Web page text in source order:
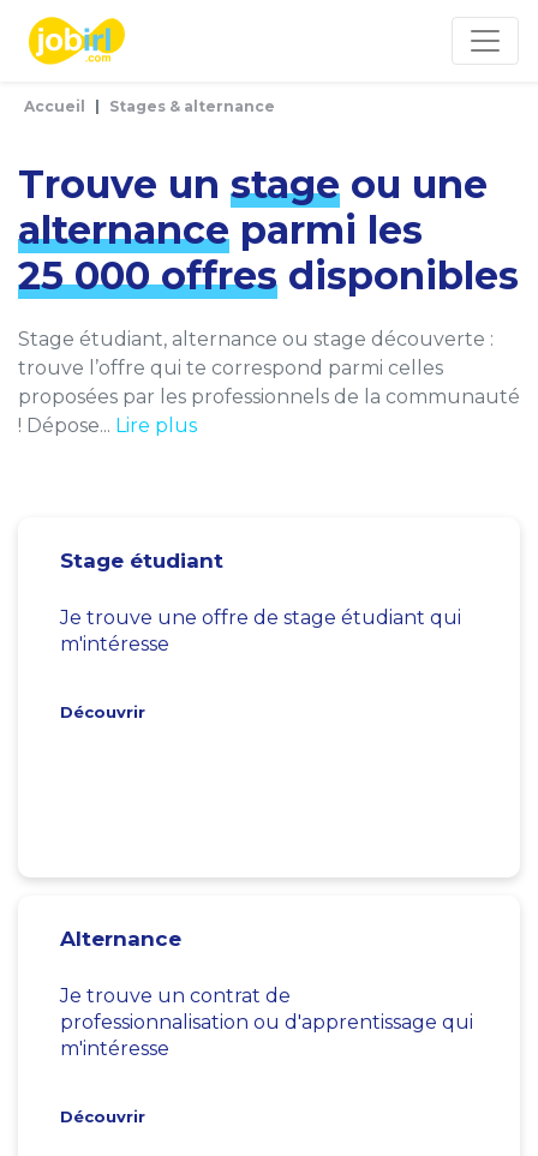
Accueil Stages & alternance
Trouve un stage ou une
alternance parmi les
25 000 offres disponibles
Stage étudiant, alternance ou stage découverte :
trouve l’offre qui te correspond parmi celles
proposées par les professionnels de la communauté
! Dépose... Lire plus
Stage étudiant
Je trouve une offre de stage étudiant qui
m'intéresse
Découvrir
Alternance
Je trouve un contrat de
professionnalisation ou d'apprentissage qui
m'intéresse
Découvrir
Panneau de gestion des cookies